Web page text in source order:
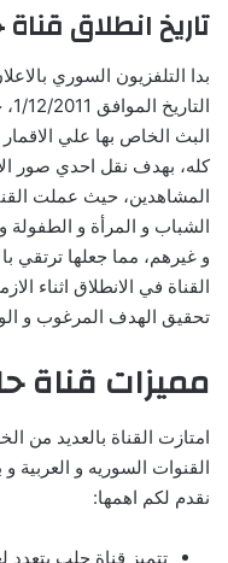
تاريخ انطلاق
بدا التلفزيون السوري
البث الخاص بها علي
كله، بهدف نقل احدي صور
المشاهدين، حيث عملت
الشباب و المرأة و الطفولة
و غيرهم، مما جعلها ترتقي
القناة في الانطلاق اثناء
تحقيق الهدف المرغوب و
مميزات قناة
امتازت القناة بالعديد من
القنوات السوريه و العربية
نقدم لكم اهمها:
تتميز قناة حلب بتعدد